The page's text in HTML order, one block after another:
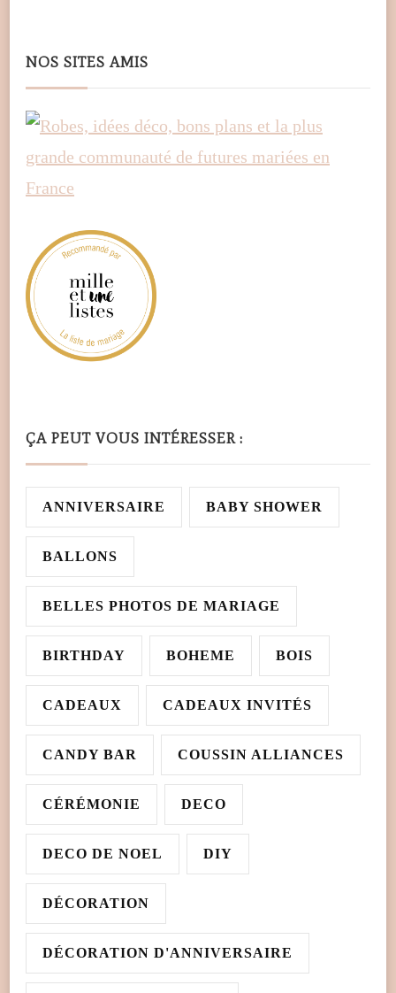
NOS SITES AMIS
ÇA PEUT VOUS INTÉRESSER :
ANNIVERSAIRE BABY SHOWER
BALLONS
BELLES PHOTOS DE MARIAGE
BIRTHDAY BOHEME BOIS
CADEAUX CADEAUX INVITÉS
CANDY BAR COUSSIN ALLIANCES
CÉRÉMONIE DECO
DECO DE NOEL DIY
DÉCORATION
DÉCORATION D'ANNIVERSAIRE